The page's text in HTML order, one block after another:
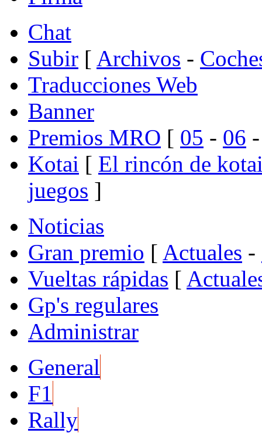
Chat
Subir [ Archivos -
Traducciones Web
Banner
Premios MRO [ 05 - 06
Kotai [ El rincón de
juegos ]
Noticias
Gran premio [ Actuales -
Vueltas rápidas [
Gp's regulares
Administrar
General
F1
Rally